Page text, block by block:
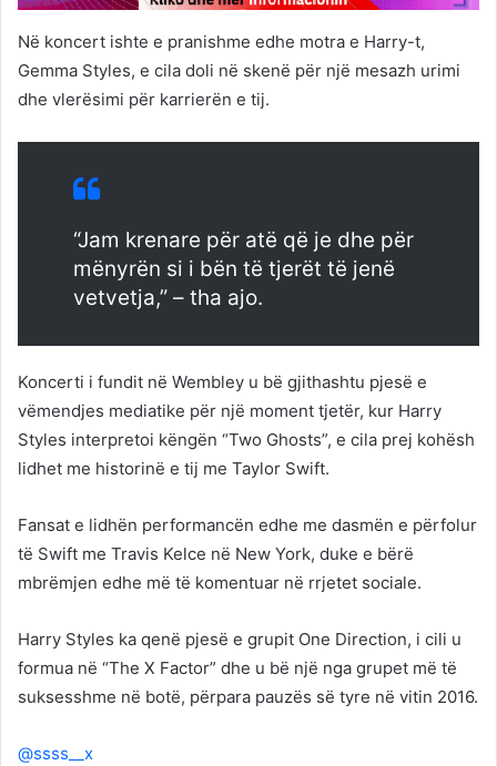
Në koncert ishte e pranishme edhe motra e Harry-t,
Gemma Styles, e cila doli në skenë për një mesazh urimi
dhe vlerësimi për karrierën e tij.
“Jam krenare për atë që je dhe për
mënyrën si i bën të tjerët të jenë
vetvetja,” – tha ajo.
Koncerti i fundit në Wembley u bë gjithashtu pjesë e
vëmendjes mediatike për një moment tjetër, kur Harry
Styles interpretoi këngën “Two Ghosts”, e cila prej kohësh
lidhet me historinë e tij me Taylor Swift.
Fansat e lidhën performancën edhe me dasmën e përfolur
të Swift me Travis Kelce në New York, duke e bërë
mbrëmjen edhe më të komentuar në rrjetet sociale.
Harry Styles ka qenë pjesë e grupit One Direction, i cili u
formua në “The X Factor” dhe u bë një nga grupet më të
suksesshme në botë, përpara pauzës së tyre në vitin 2016.
@ssss__x